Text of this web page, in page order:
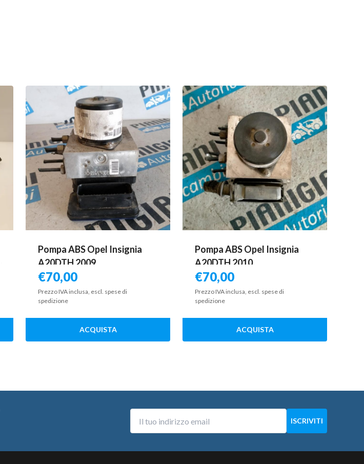
Pompa ABS Opel Insignia
A20DTH 2009
€70,00
Prezzo IVA inclusa, escl. spese di
spedizione
ACQUISTA
Pompa ABS Opel Insignia
A20DTH 2010
€70,00
Prezzo IVA inclusa, escl. spese di
spedizione
ACQUISTA